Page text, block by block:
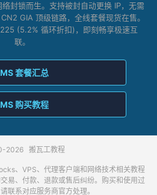
封锁而生。支持被封自动更换 IP，无需
GIA 顶级链路，全线套餐现货在售。
(5.2% 循环折扣)，即刻畅享极速互
联。
套餐汇总
购买教程
2026 搬瓦工教程
、VPS、代理客户端和网络技术相关教程
易、付款、退款或售后纠纷。购买和使用过
联系对应服务商官方处理。